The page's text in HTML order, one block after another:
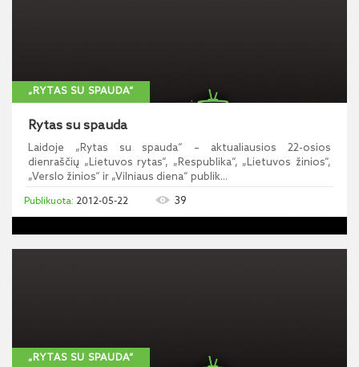
„RYTAS SU SPAUDA“
Rytas su spauda
Laidoje „Rytas su spauda“ – aktualiausios 22-osios
dienraščių „Lietuvos rytas“, „Respublika“, „Lietuvos žinios“,
„Verslo žinios“ ir „Vilniaus diena“ publik...
2012-05-22 39
„RYTAS SU SPAUDA“